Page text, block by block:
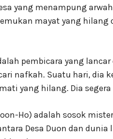
yang menampung
mayat yang
pembicara yang
nafkah. Suatu hari, dia
yang hilang. Dia
Ho) adalah sosok
Desa Duon dan